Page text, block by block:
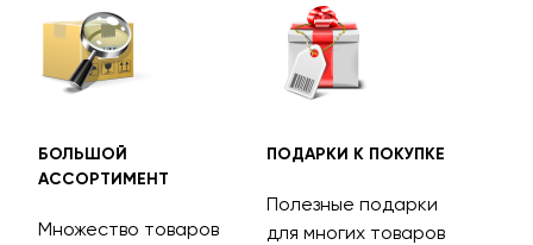
БОЛЬШОЙ
АССОРТИМЕНТ
Множество товаров
ПОДАРКИ К ПОКУПКЕ
Полезные подарки
для многих товаров